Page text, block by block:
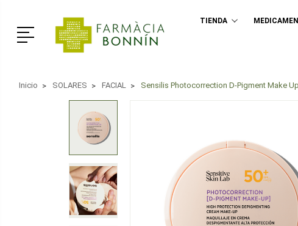
Menú
TIENDA
Inicio SOLARES FACIAL Sensilis Photocorrection D-Pigment Make